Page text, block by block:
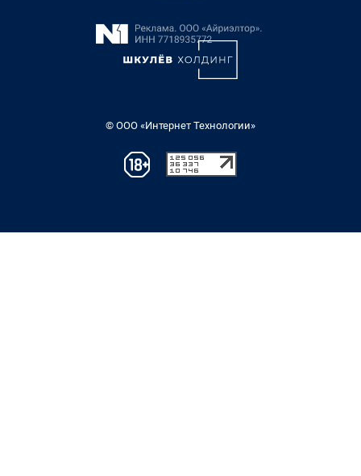
© ООО «Интернет Технологии»